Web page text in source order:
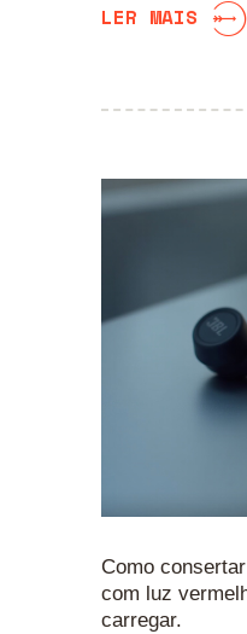
LER MAIS
Como
com luz
carregar.